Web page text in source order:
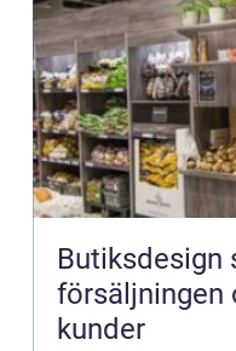
Butiksdesign
försäljningen
kunder